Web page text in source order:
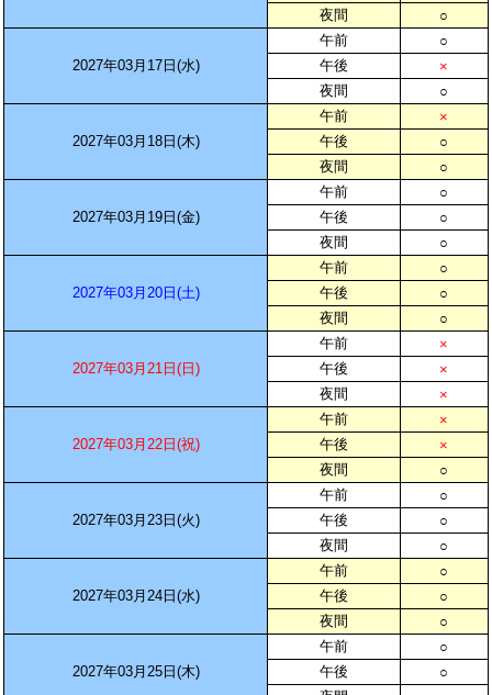
夜間
○
2027年03月17日(水)
午前
○
午後
×
夜間
○
2027年03月18日(木)
午前
×
午後
○
夜間
○
2027年03月19日(金)
午前
○
午後
○
夜間
○
2027年03月20日(土)
午前
○
午後
○
夜間
○
2027年03月21日(日)
午前
×
午後
×
夜間
×
2027年03月22日(祝)
午前
×
午後
×
夜間
○
2027年03月23日(火)
午前
○
午後
○
夜間
○
2027年03月24日(水)
午前
○
午後
○
夜間
○
2027年03月25日(木)
午前
○
午後
○